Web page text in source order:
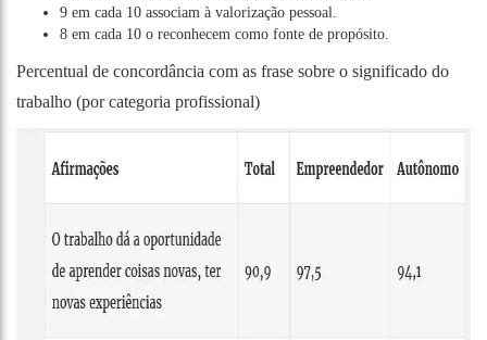
9 em cada 10 associam à valorização pessoal.
8 em cada 10 o reconhecem como fonte de propósito.
Percentual de concordância com as frase sobre o significado do
trabalho (por categoria profissional)